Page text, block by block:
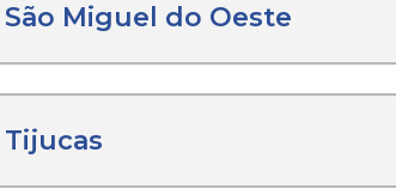
São Miguel do Oeste
Tijucas